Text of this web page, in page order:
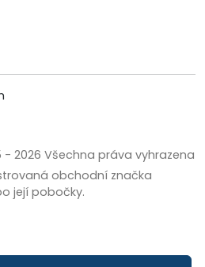
- 2026 Všechna práva vyhrazena
obchodní značka
její pobočky.